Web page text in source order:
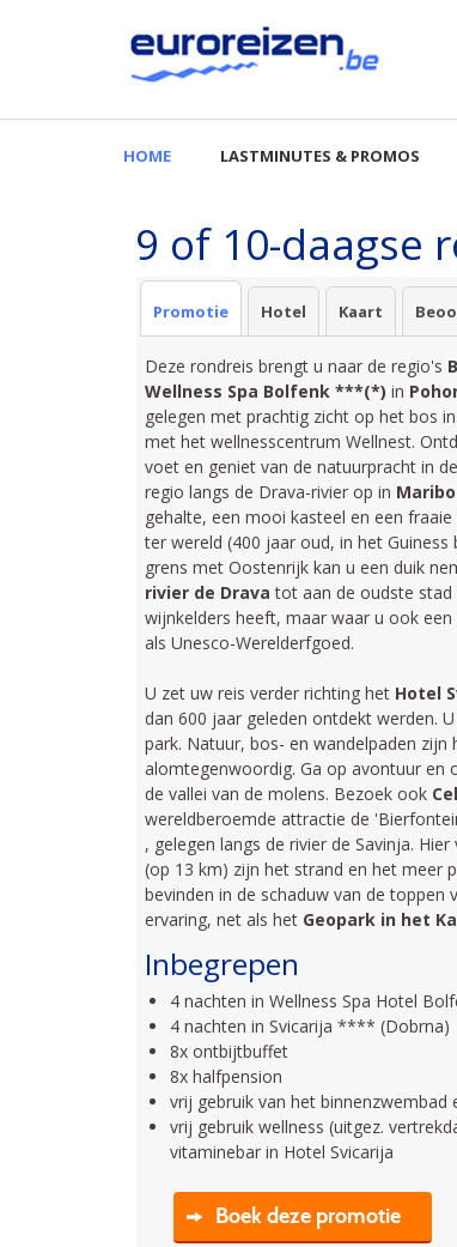
9 of 10-daagse
Promotie Hotel Kaart
Deze rondreis brengt u naar de regio's
Wellness Spa Bolfenk ***(*) in
gelegen met prachtig zicht op het bos
met het wellnesscentrum Wellnest.
voet en geniet van de natuurpracht in
regio langs de Drava-rivier op in
gehalte, een mooi kasteel en een
ter wereld (400 jaar oud, in het
grens met Oostenrijk kan u een duik
rivier de Drava tot aan de oudste stad
wijnkelders heeft, maar waar u ook
als Unesco-Werelderfgoed.
U zet uw reis verder richting het Hotel
dan 600 jaar geleden ontdekt werden.
park. Natuur, bos- en wandelpaden
alomtegenwoordig. Ga op avontuur en
de vallei van de molens. Bezoek ook
wereldberoemde attractie de
, gelegen langs de rivier de Savinja.
(op 13 km) zijn het strand en het meer
bevinden in de schaduw van de
ervaring, net als het Geopark in het
Inbegrepen
4 nachten in Wellness Spa Hotel
4 nachten in Svicarija **** (Dobrna)
8x ontbijtbuffet
8x halfpension
vrij gebruik van het
vrij gebruik wellness (uitgez.
vitaminebar in Hotel Svicarija
Boek deze promotie